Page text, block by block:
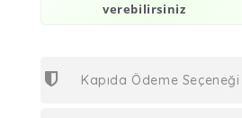
verebilirsiniz
Kapıda Ödeme Seçeneği